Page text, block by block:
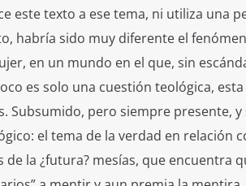
este texto a ese tema, ni utiliza una
habría sido muy diferente el
en un mundo en el que, sin
es solo una cuestión teológica,
Subsumido, pero siempre presente,
el tema de la verdad en relación
de la ¿futura? mesías, que encuentra